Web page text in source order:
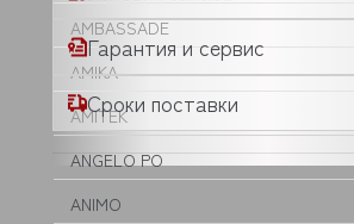
AMBASSADE
AMIKA
AMITEK
ANGELO PO
ANIMO
Гарантия и сервис
Сроки поставки